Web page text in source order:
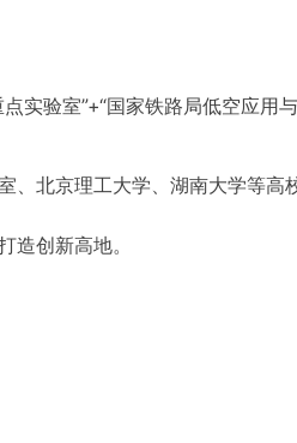
验室”+“国家铁路局低空应用与
、北京理工大学、湖南大学等高
造创新高地。